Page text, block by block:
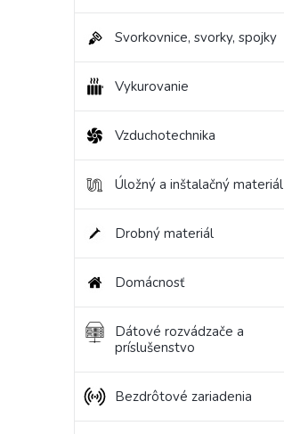
Svorkovnice, svorky, spojky
Vykurovanie
Vzduchotechnika
Úložný a inštalačný materiál
Drobný materiál
Domácnosť
Dátové rozvádzače a
príslušenstvo
Bezdrôtové zariadenia